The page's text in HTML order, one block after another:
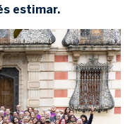
estimar.